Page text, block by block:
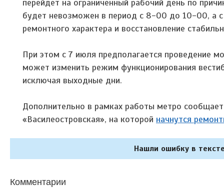
перейдет на ограниченный рабочий день по
будет невозможен в период с 8-00 до 10-00, а
ремонтного характера и восстановление
При этом с 7 июля предполагается проведение
может изменить режим функционирования
исключая выходные дни.
Дополнительно в рамках работы метро
«Василеостровская», на которой начнутся
Нашли ошибку в
Комментарии